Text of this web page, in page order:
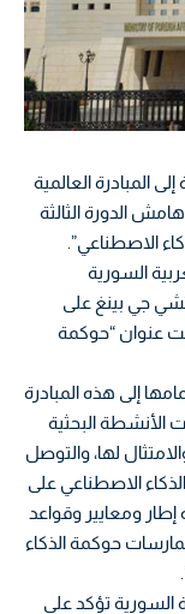
المبادرة العالمية
الدورة الثالثة
الاصطناعي”.
السورية
تشي جي بينغ على
عنوان “حوكمة
إلى هذه المبادرة
الأنشطة البحثية
لها، والتوصل
الاصطناعي على
ومعايير وقواعد
حوكمة الذكاء
السورية تؤكد على